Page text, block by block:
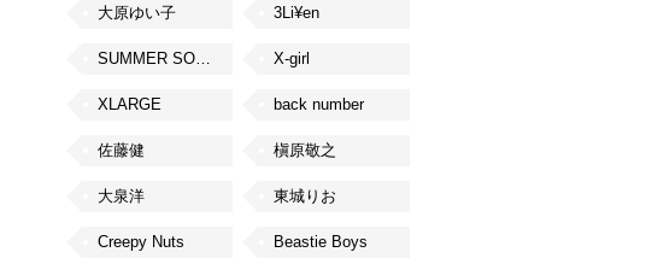
大原ゆい子 3Li¥en
SUMMER SONIC X-girl
XLARGE back number
佐藤健 槇原敬之
大泉洋 東城りお
Creepy Nuts Beastie Boys